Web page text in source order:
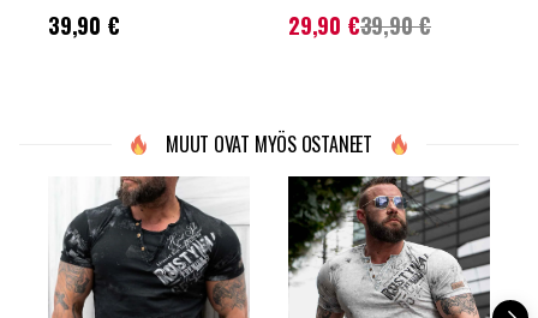
Hinta:39,90 €
39,90 €
Nykyinen hinta:
29,90 €
Aiempi hinta
29,90 €39,90 €
MUUT OVAT MYÖS OSTANEET